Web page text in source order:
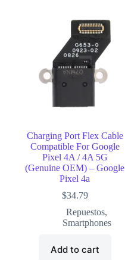
Charging Port Flex Cable
Compatible For Google
Pixel 4A / 4A 5G
(Genuine OEM) – Google
Pixel 4a
$34.79
Repuestos,
Smartphones
Add to cart